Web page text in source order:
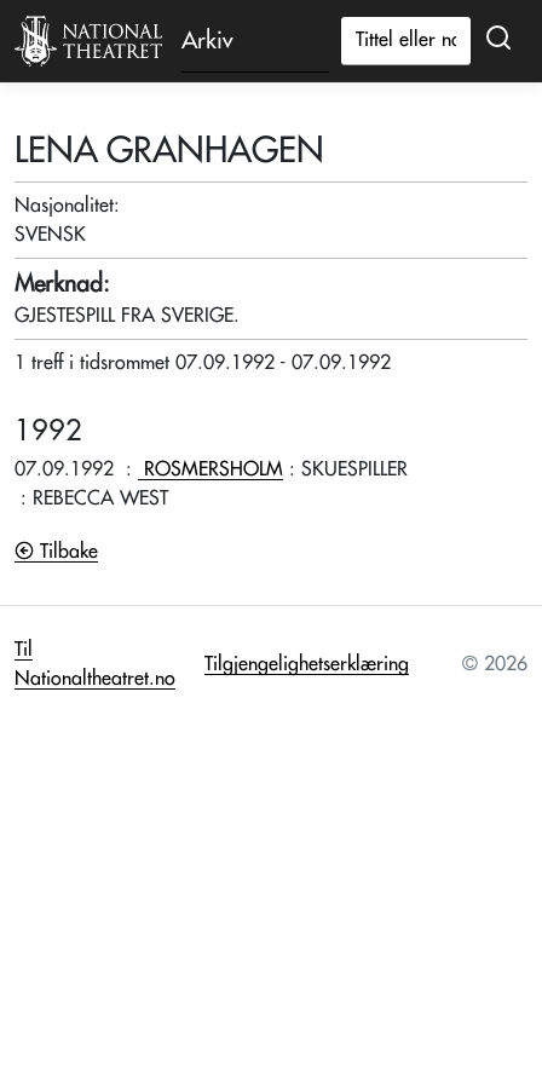
Arkiv
LENA GRANHAGEN
Nasjonalitet:
SVENSK
Merknad:
GJESTESPILL FRA SVERIGE.
1 treff i tidsrommet 07.09.1992 - 07.09.1992
1992
07.09.1992 : ROSMERSHOLM : SKUESPILLER
: REBECCA WEST
Tilbake
Til
Nationaltheatret.no
Tilgjengelighetserklæring © 2026